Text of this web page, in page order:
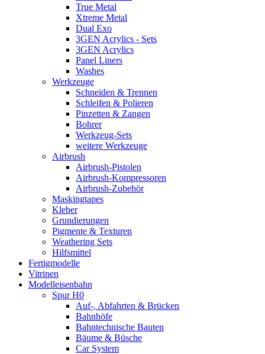
True Metal
Xtreme Metal
Dual Exo
3GEN Acrylics - Sets
3GEN Acrylics
Panel Liners
Washes
Werkzeuge
Schneiden & Trennen
Schleifen & Polieren
Pinzetten & Zangen
Bohrer
Werkzeug-Sets
weitere Werkzeuge
Airbrush
Airbrush-Pistolen
Airbrush-Kompressoren
Airbrush-Zubehör
Maskingtapes
Kleber
Grundierungen
Pigmente & Texturen
Weathering Sets
Hilfsmittel
Fertigmodelle
Vitrinen
Modelleisenbahn
Spur H0
Auf-, Abfahrten & Brücken
Bahnhöfe
Bahntechnische Bauten
Bäume & Büsche
Car System